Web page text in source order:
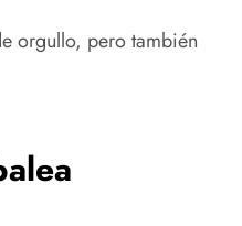
orgullo, pero también